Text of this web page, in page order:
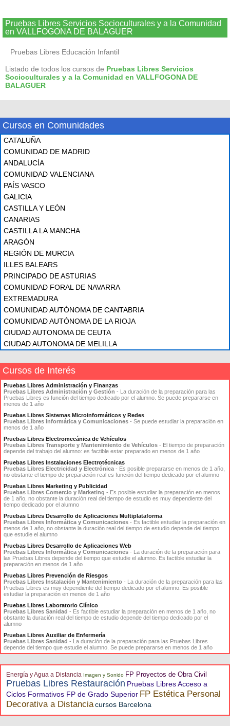
Pruebas Libres Servicios Socioculturales y a la Comunidad
en VALLFOGONA DE BALAGUER
Pruebas Libres Educación Infantil
Listado de todos los cursos de Pruebas Libres Servicios
Socioculturales y a la Comunidad en VALLFOGONA DE
BALAGUER
Cursos en Comunidades
CATALUÑA
COMUNIDAD DE MADRID
ANDALUCÍA
COMUNIDAD VALENCIANA
PAÍS VASCO
GALICIA
CASTILLA Y LEÓN
CANARIAS
CASTILLA LA MANCHA
ARAGÓN
REGIÓN DE MURCIA
ILLES BALEARS
PRINCIPADO DE ASTURIAS
COMUNIDAD FORAL DE NAVARRA
EXTREMADURA
COMUNIDAD AUTÓNOMA DE CANTABRIA
COMUNIDAD AUTÓNOMA DE LA RIOJA
CIUDAD AUTONOMA DE CEUTA
CIUDAD AUTONOMA DE MELILLA
Cursos de Interés
Pruebas Libres Administración y Finanzas
Pruebas Libres Administración y Gestión - La duración de la preparación para las
Pruebas Libres es función del tiempo dedicado por el alumno. Se puede prepararse en
menos de 1 año
Pruebas Libres Sistemas Microinformáticos y Redes
Pruebas Libres Informática y Comunicaciones - Se puede estudiar la preparación en
menos de 1 año
Pruebas Libres Electromecánica de Vehículos
Pruebas Libres Transporte y Mantenimiento de Vehículos - El tiempo de preparación
depende del trabajo del alumno: es factible estar preparado en menos de 1 año
Pruebas Libres Instalaciones Electrotécnicas
Pruebas Libres Electricidad y Electrónica - Es posible prepararse en menos de 1 año,
no obstante el tiempo de preparación real es función del tiempo dedicado por el alumno
Pruebas Libres Marketing y Publicidad
Pruebas Libres Comercio y Marketing - Es posible estudiar la preparación en menos
de 1 año, no obstante la duración real del tiempo de estudio es muy dependiente del
tiempo dedicado por el alumno
Pruebas Libres Desarrollo de Aplicaciones Multiplataforma
Pruebas Libres Informática y Comunicaciones - Es factible estudiar la preparación en
menos de 1 año, no obstante la duración real del tiempo de estudio depende del tiempo
que estudie el alumno
Pruebas Libres Desarrollo de Aplicaciones Web
Pruebas Libres Informática y Comunicaciones - La duración de la preparación para
las Pruebas Libres depende del tiempo que estudie el alumno. Es factible estudiar la
preparación en menos de 1 año
Pruebas Libres Prevención de Riesgos
Pruebas Libres Instalación y Mantenimiento - La duración de la preparación para las
Pruebas Libres es muy dependiente del tiempo dedicado por el alumno. Es posible
estudiar la preparación en menos de 1 año
Pruebas Libres Laboratorio Clínico
Pruebas Libres Sanidad - Es factible estudiar la preparación en menos de 1 año, no
obstante la duración real del tiempo de estudio depende del tiempo dedicado por el
alumno
Pruebas Libres Auxiliar de Enfermería
Pruebas Libres Sanidad - La duración de la preparación para las Pruebas Libres
depende del tiempo que estudie el alumno. Se puede prepararse en menos de 1 año
Energía y Agua a Distancia Imagen y Sonido FP Proyectos de Obra Civil
Pruebas Libres Restauración Pruebas Libres Acceso a
Ciclos Formativos FP de Grado Superior FP Estética Personal
Decorativa a Distanciacursos Barcelona